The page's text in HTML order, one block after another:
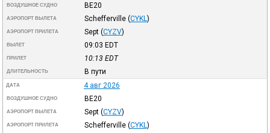
ВОЗДУШНОЕ СУДНО BE20
АЭРОПОРТ ВЫЛЕТА Schefferville (CYKL )
АЭРОПОРТ ПРИЛЕТА Sept (CYZV)
ВЫЛЕТ 09:03 EDT
ПРИЛЕТ 10:13 EDT
ДЛИТЕЛЬНОСТЬ В пути
ДАТА 4 авг 2026
ВОЗДУШНОЕ СУДНО BE20
АЭРОПОРТ ВЫЛЕТА Sept (CYZV)
АЭРОПОРТ ПРИЛЕТА Schefferville (CYKL )